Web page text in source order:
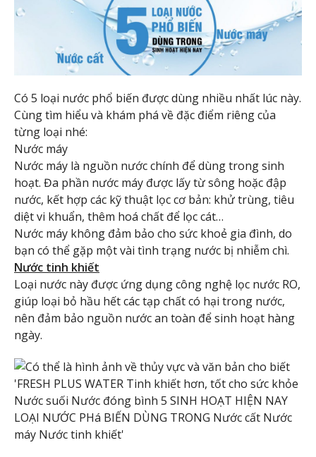
Có 5 loại nước phổ biến được dùng nhiều nhất lúc này.
Cùng tìm hiểu và khám phá về đặc điểm riêng của
từng loại nhé:
Nước máy
Nước máy là nguồn nước chính để dùng trong sinh
hoạt. Đa phần nước máy được lấy từ sông hoặc đập
nước, kết hợp các kỹ thuật lọc cơ bản: khử trùng, tiêu
diệt vi khuẩn, thêm hoá chất để lọc cát…
Nước máy không đảm bảo cho sức khoẻ gia đình, do
bạn có thể gặp một vài tình trạng nước bị nhiễm chì.
Nước tinh khiết
Loại nước này được ứng dụng công nghệ lọc nước RO,
giúp loại bỏ hầu hết các tạp chất có hại trong nước,
nên đảm bảo nguồn nước an toàn để sinh hoạt hàng
ngày.